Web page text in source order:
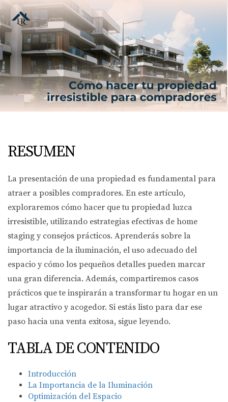
RESUMEN
La presentación de una propiedad es fundamental para
atraer a posibles compradores. En este artículo,
exploraremos cómo hacer que tu propiedad luzca
irresistible, utilizando estrategias efectivas de home
staging y consejos prácticos. Aprenderás sobre la
importancia de la iluminación, el uso adecuado del
espacio y cómo los pequeños detalles pueden marcar
una gran diferencia. Además, compartiremos casos
prácticos que te inspirarán a transformar tu hogar en un
lugar atractivo y acogedor. Si estás listo para dar ese
paso hacia una venta exitosa, sigue leyendo.
TABLA DE CONTENIDO
Introducción
La Importancia de la Iluminación
Optimización del Espacio